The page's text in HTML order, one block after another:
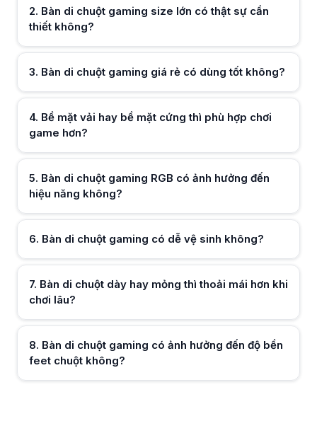
Bàn di chuột gaming có dễ vệ sinh không?
Các loại bàn di chuột cho game thủ hiện nay khá dễ lau chùi, chỉ
Bàn di chuột dày hay mỏng thì thoải mái hơn khi chơi lâu?
Bàn di chuột dày tạo cảm giác êm tay và dễ chịu hơn khi chơi lâu,
Bề mặt đạt chuẩn giúp giảm mài mòn feet chuột, di chuột êm hơn và
2. Bàn di chuột gaming size lớn có thật sự cần
thiết không?
Hữu ích (0)
3. Bàn di chuột gaming giá rẻ có dùng tốt không?
4. Bề mặt vải hay bề mặt cứng thì phù hợp chơi
game hơn?
5. Bàn di chuột gaming RGB có ảnh hưởng đến
hiệu năng không?
Hữu ích (0)
6. Bàn di chuột gaming có dễ vệ sinh không?
7. Bàn di chuột dày hay mỏng thì thoải mái hơn khi
chơi lâu?
Hữu ích (0)
8. Bàn di chuột gaming có ảnh hưởng đến độ bền
feet chuột không?